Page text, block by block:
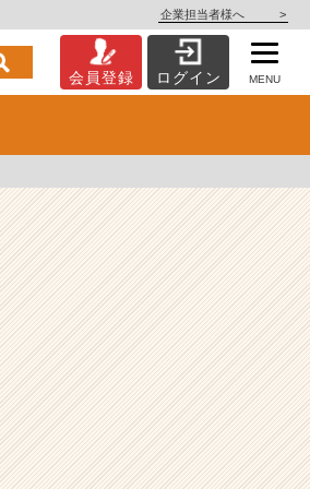
企業担当者様へ >
会員登録 ログイン MENU